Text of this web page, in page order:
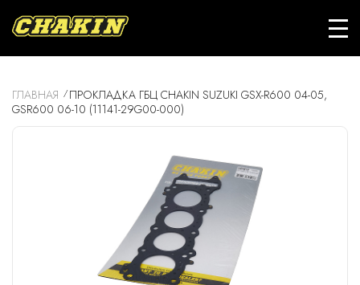
ГЛАВНАЯ
ПРОКЛАДКА ГБЦ CHAKIN SUZUKI GSX-R600 04-05,
GSR600 06-10 (11141-29G00-000)